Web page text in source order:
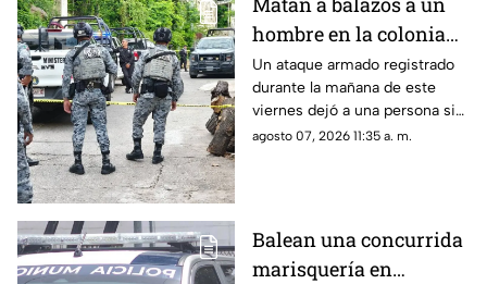
hombre en la colonia
Periodistas
Un ataque armado registrado
durante la mañana de este
viernes dejó a una persona sin
vida cerca de la Ruiz Cortines.
agosto 07, 2026 11:35 a. m.
Balean una concurrida
marisquería en